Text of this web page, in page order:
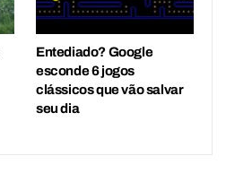
Entediado? Google
esconde 6 jogos
clássicos que vão salvar
seu dia